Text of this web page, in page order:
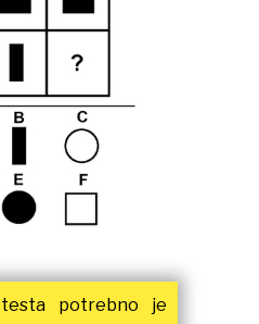
potrebno je